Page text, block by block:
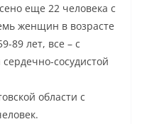
еще 22 человека с
женщин в возрасте
89 лет, все – с
сосудистой
области с